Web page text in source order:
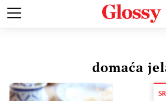
POZNATI MODA I LEPOTA
domaća